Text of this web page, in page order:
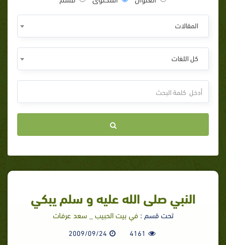
المقالات
كل اللغات
النبي صلى الله عليه و سلم يبكي
تحت قسم : في بيت الحبيب _ سعد عرفات
4161
2009/09/24